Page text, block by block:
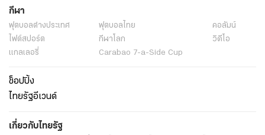
กีฬา
ฟุตบอลต่่างประเทศ ฟุตบอลไทย
คอลัมน์
ไฟต์สปอร์ต
กีฬาโลก
วิดีโอ
แกลเลอรี่
Carabao 7-a-Side Cup
ช็อปปิ้ง
ไทยรัฐอีเวนต์
เกี่ยวกับไทยรัฐ